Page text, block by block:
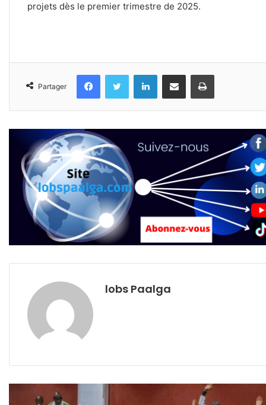
projets dès le premier trimestre de 2025.
Partager
FacebookTwitter LinkedinPartager par email Imprimer
lobs Paalga